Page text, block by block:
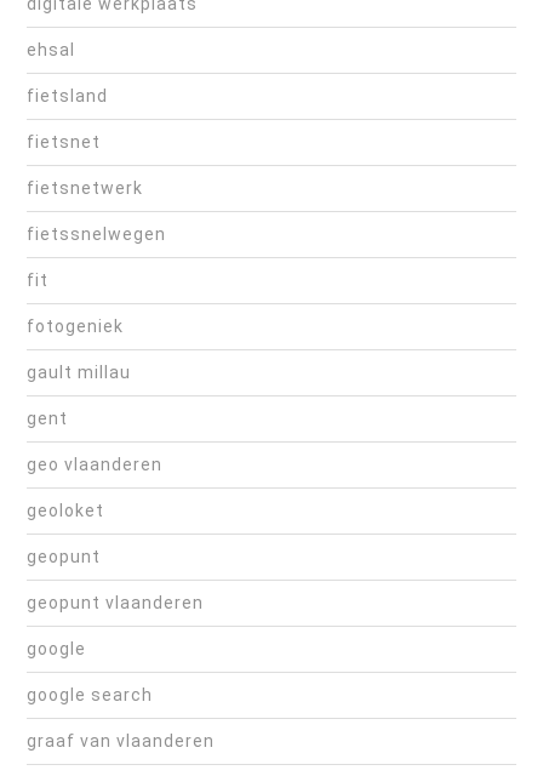
ehsal
fietsland
fietsnet
fietsnetwerk
fietssnelwegen
fit
fotogeniek
gault millau
gent
geo vlaanderen
geoloket
geopunt
geopunt vlaanderen
google
google search
graaf van vlaanderen